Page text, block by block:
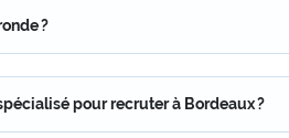
?
pour recruter à Bordeaux ?